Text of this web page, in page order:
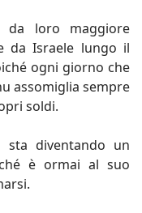
da loro maggiore
da Israele lungo il
ogni giorno che
assomiglia sempre
soldi.
sta diventando un
è ormai al suo